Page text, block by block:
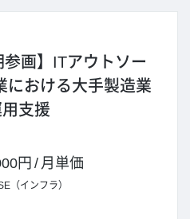
参画】ITアウトソー
における大手製造業
支援
円 / 月単価
（インフラ）